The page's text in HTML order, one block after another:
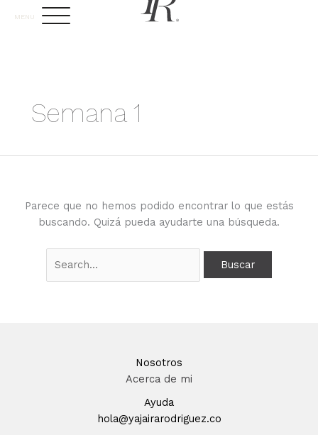
MENU
Semana 1
Parece que no hemos podido encontrar lo que estás
buscando. Quizá pueda ayudarte una búsqueda.
por:
Nosotros
Acerca de mi
Ayuda
hola@yajairarodriguez.co